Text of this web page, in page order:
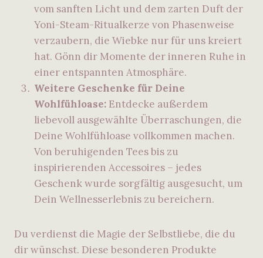
vom sanften Licht und dem zarten Duft der
Yoni-Steam-Ritualkerze von Phasenweise
verzaubern, die Wiebke nur für uns kreiert
hat. Gönn dir Momente der inneren Ruhe in
einer entspannten Atmosphäre.
Weitere Geschenke für Deine
Wohlfühloase: Entdecke außerdem
liebevoll ausgewählte Überraschungen, die
Deine Wohlfühloase vollkommen machen.
Von beruhigenden Tees bis zu
inspirierenden Accessoires – jedes
Geschenk wurde sorgfältig ausgesucht, um
Dein Wellnesserlebnis zu bereichern.
Du verdienst die Magie der Selbstliebe, die du
dir wünschst. Diese besonderen Produkte